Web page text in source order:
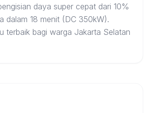
daya super cepat dari 10%
dalam 18 menit (DC 350kW).
terbaik bagi warga Jakarta Selatan